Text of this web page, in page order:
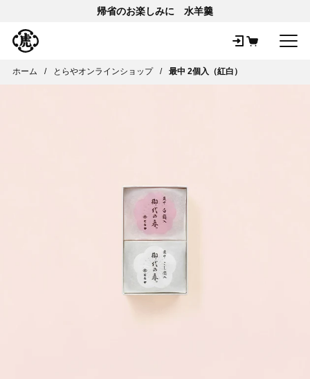
帰省のお楽しみに 水羊羹
ホーム とらやオンラインショップ 最中 2個入（紅白）